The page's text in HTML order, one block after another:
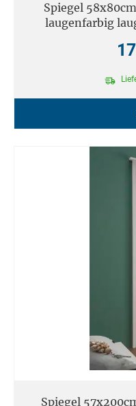
Spiegel
laugenfarbig
Spiegel